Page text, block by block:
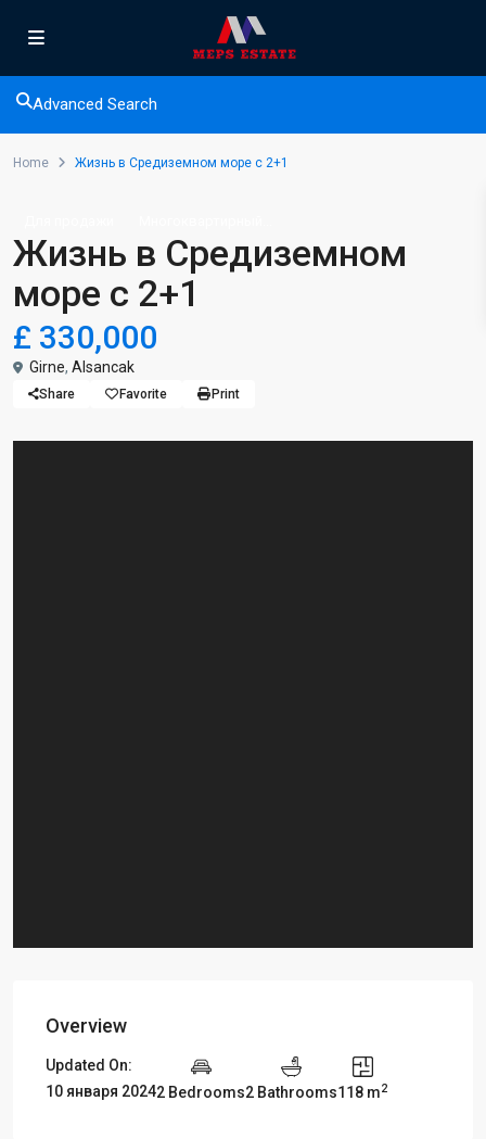
Advanced Search
Home Жизнь в Средиземном море с 2+1
Жизнь в Средиземном
море с 2+1
£ 330,000
Girne, Alsancak
Share Favorite Print
Overview
Updated On:
10 января 20242 Bedrooms2 Bathrooms118 m2